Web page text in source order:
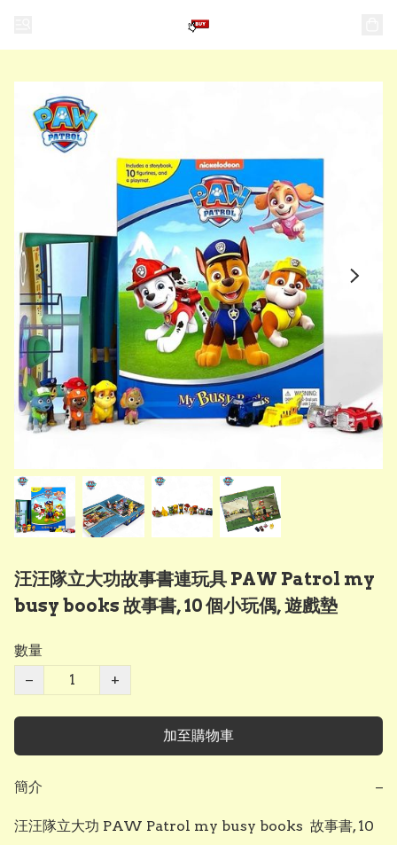
汪汪隊立大功故事書連玩具 PAW Patrol my
busy books 故事書, 10 個小玩偶, 遊戲墊
數量
−
+
加至購物車
簡介 −
汪汪隊立大功 PAW Patrol my busy books  故事書, 10